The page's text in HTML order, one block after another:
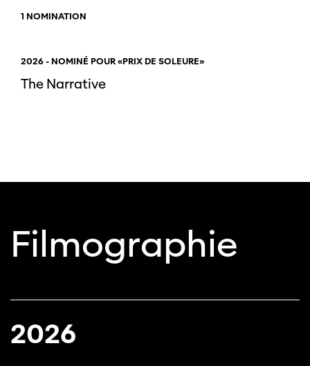
1 NOMINATION
2026 - NOMINÉ POUR «PRIX DE SOLEURE»
The Narrative
Filmographie
2026